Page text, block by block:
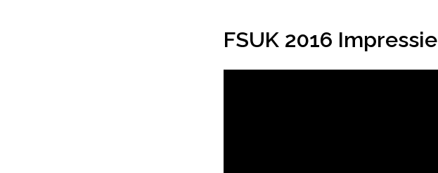
FSUK 2016 Impressie